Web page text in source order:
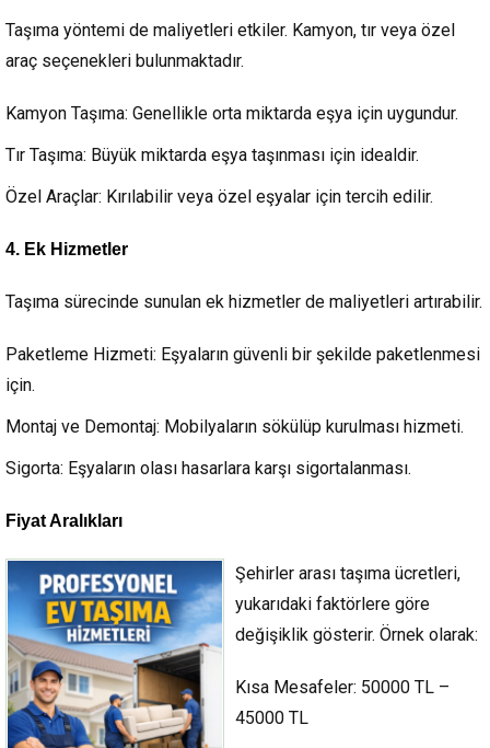
Taşıma yöntemi de maliyetleri etkiler. Kamyon, tır veya özel
araç seçenekleri bulunmaktadır.
Kamyon Taşıma: Genellikle orta miktarda eşya için uygundur.
Tır Taşıma: Büyük miktarda eşya taşınması için idealdir.
Özel Araçlar: Kırılabilir veya özel eşyalar için tercih edilir.
4. Ek Hizmetler
Taşıma sürecinde sunulan ek hizmetler de maliyetleri artırabilir.
Paketleme Hizmeti: Eşyaların güvenli bir şekilde paketlenmesi
için.
Montaj ve Demontaj: Mobilyaların sökülüp kurulması hizmeti.
Sigorta: Eşyaların olası hasarlara karşı sigortalanması.
Fiyat Aralıkları
Şehirler arası taşıma ücretleri,
yukarıdaki faktörlere göre
değişiklik gösterir. Örnek olarak:
Kısa Mesafeler: 50000 TL –
45000 TL